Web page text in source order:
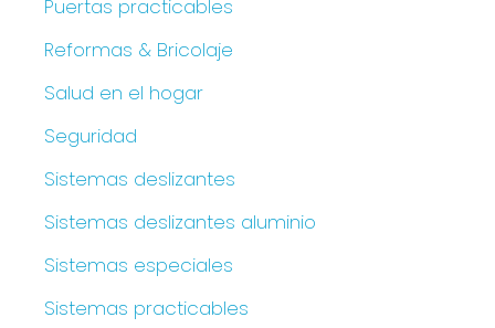
Puertas practicables
Reformas & Bricolaje
Salud en el hogar
Seguridad
Sistemas deslizantes
Sistemas deslizantes aluminio
Sistemas especiales
Sistemas practicables